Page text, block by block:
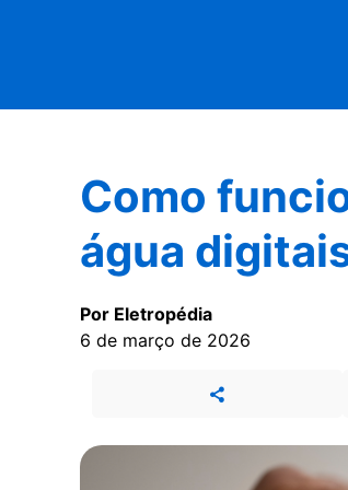
Como
água
Por Eletropédia
6 de março de 2026